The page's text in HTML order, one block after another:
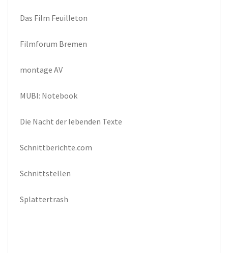
Das Film Feuilleton
Filmforum Bremen
montage AV
MUBI: Notebook
Die Nacht der lebenden Texte
Schnittberichte.com
Schnittstellen
Splattertrash